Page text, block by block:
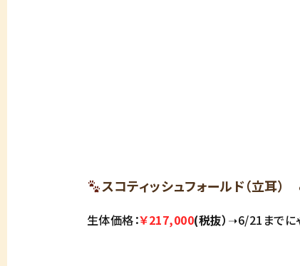
スコティッシュフォールド
生体価格：￥217,000(税抜） ➝6/21までに